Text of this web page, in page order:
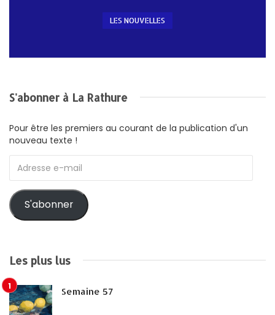
LES NOUVELLES
S'abonner à La Rathure
Pour être les premiers au courant de la publication d'un
nouveau texte !
e-
mail
S'abonner
Les plus lus
Semaine 57